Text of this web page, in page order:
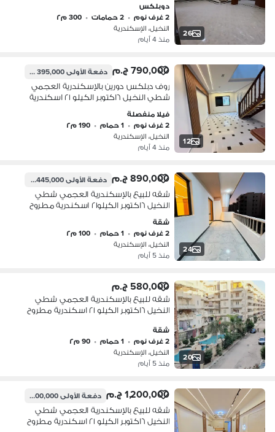
26
دوبلكس
2 غرف نوم
• 2 حمامات • 300 م٢
النخيل، الإسكندرية
منذ 4 أيام
12
790,000 ج.م دفعة الأولى395,000 ج.م
روف دبلكس دورين بالإسكندرية العجمي
شطي النخيل ٦اكتوبر الكيلو ٢١ اسكندرية
مطروح
فيلا منفصلة
2 غرف نوم
• 1 حمام • 190 م٢
النخيل، الإسكندرية
منذ 4 أيام
24
890,000 ج.م دفعة الأولى445,000 ج.م
شقه للبيع بالإسكندرية العجمي شطي
النخيل ٦اكتوبر الكيلو٢١ اسكندرية مطروح
شقة
2 غرف نوم
• 1 حمام • 100 م٢
النخيل، الإسكندرية
منذ 5 أيام
20
580,000 ج.م
شقه للبيع بالإسكندرية العجمي شطي
النخيل ٦اكتوبر الكيلو ٢١ اسكندرية مطروح
شقة
2 غرف نوم
• 1 حمام • 90 م٢
النخيل، الإسكندرية
منذ 5 أيام
1,200,000 ج.م دفعة الأولى600,000 ج.م
شقه للبيع بالإسكندرية العجمي شطي
النخيل ٦اكتوبر الكيلو ٢١ اسكندرية مطروح